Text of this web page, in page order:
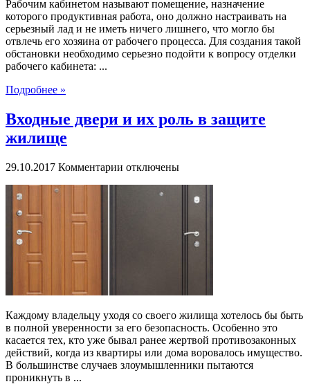
Рабочим кабинетом называют помещение, назначение
которого продуктивная работа, оно должно настраивать на
серьезный лад и не иметь ничего лишнего, что могло бы
отвлечь его хозяина от рабочего процесса. Для создания такой
обстановки необходимо серьезно подойти к вопросу отделки
рабочего кабинета: ...
Подробнее »
Входные двери и их роль в защите
жилище
29.10.2017 Комментарии к
Входные
отключены
Каждому владельцу уходя со своего жилища хотелось бы быть
в полной уверенности за его безопасность. Особенно это
касается тех, кто уже бывал ранее жертвой противозаконных
действий, когда из квартиры или дома воровалось имущество.
В большинстве случаев злоумышленники пытаются
проникнуть в ...